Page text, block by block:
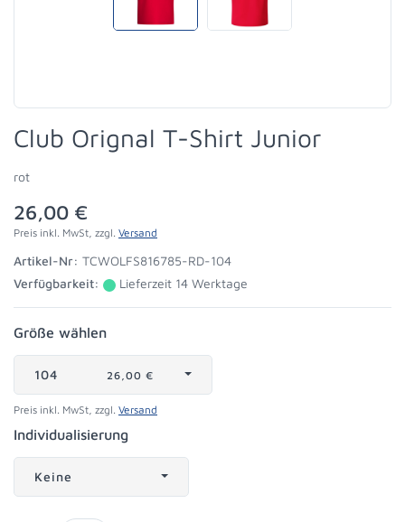
Club Orignal T-Shirt Junior
rot
26,00 €
Preis inkl. MwSt, zzgl. Versand
Artikel-Nr: TCWOLFS816785-RD-104
Verfügbarkeit:
Lieferzeit 14 Werktage
Größe wählen
104 26,00 €
Preis inkl. MwSt, zzgl. Versand
Individualisierung
Keine